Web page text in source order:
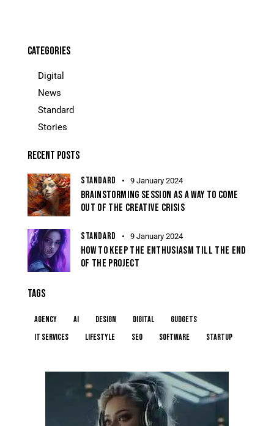
CATEGORIES
Digital
News
Standard
Stories
RECENT POSTS
STANDARD 9 January 2024
BRAINSTORMING SESSION AS A WAY TO COME
OUT OF THE CREATIVE CRISIS
STANDARD 9 January 2024
HOW TO KEEP THE ENTHUSIASM TILL THE END
OF THE PROJECT
TAGS
Agency AI Design Digital
Gudgets
IT services
Lifestyle Seo Software Startup